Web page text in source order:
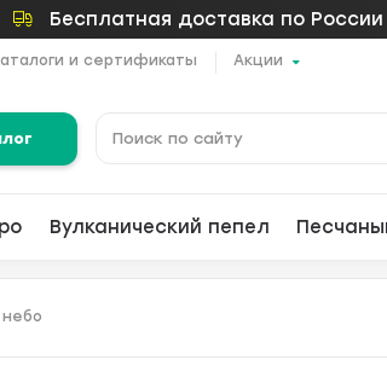
Бесплатная доставка по
и сертификаты Акции
Вулканический пепел